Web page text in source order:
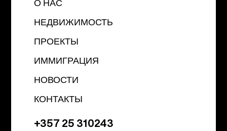
НЕДВИЖИМОСТЬ
ПРОЕКТЫ
ИММИГРАЦИЯ
НОВОСТИ
КОНТАКТЫ
+357 25 310243